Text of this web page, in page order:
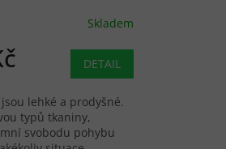
Skladem
DETAIL
lehké a prodyšné.
typů tkaniny,
svobodu pohybu